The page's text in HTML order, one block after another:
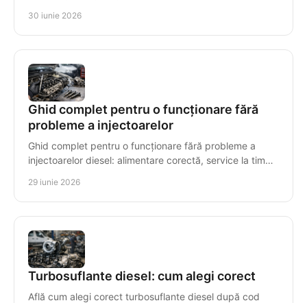
30 iunie 2026
Ghid complet pentru o funcționare fără
probleme a injectoarelor
Ghid complet pentru o funcționare fără probleme a
injectoarelor diesel: alimentare corectă, service la timp
29 iunie 2026
Turbosuflante diesel: cum alegi corect
Află cum alegi corect turbosuflante diesel după cod